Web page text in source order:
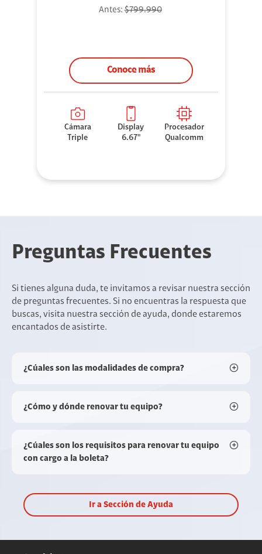
Antes:$799.990
Conoce más
Cámara
Triple
Display
6.67"
Procesador
Qualcomm
Preguntas Frecuentes
Si tienes alguna duda, te invitamos a revisar nuestra sección
de preguntas frecuentes. Si no encuentras la respuesta que
buscas, visita nuestra sección de ayuda, donde estaremos
encantados de asistirte.
¿Cúales son las modalidades de compra?
¿Cómo y dónde renovar tu equipo?
¿Cúales son los requisitos para renovar tu equipo
con cargo a la boleta?
Ir a Sección de Ayuda